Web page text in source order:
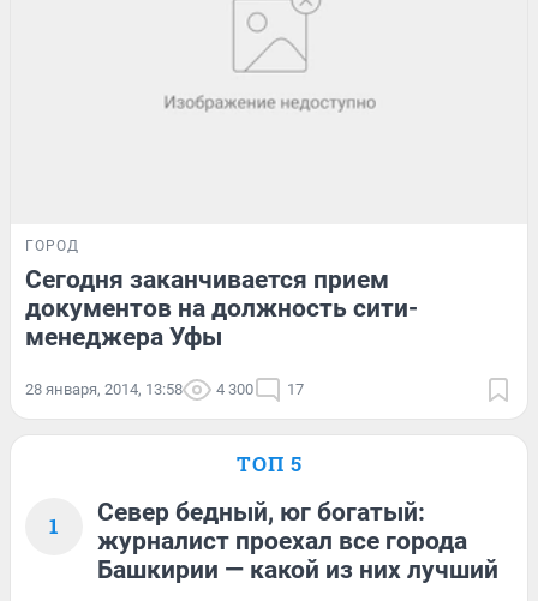
ГОРОД
Сегодня заканчивается прием
документов на должность сити-
менеджера Уфы
28 января, 2014, 13:58 4 300 17
ТОП 5
1
Север бедный, юг богатый:
журналист проехал все города
Башкирии — какой из них лучший